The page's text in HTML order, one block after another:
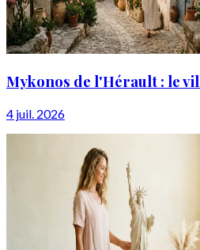
Mykonos de l'Hérault : le
4 juil. 2026